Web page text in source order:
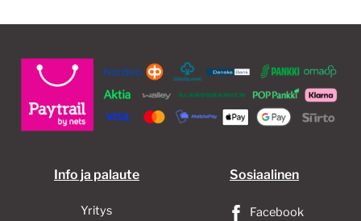
Info ja palaute
Yritys
Sosiaalinen
Facebook